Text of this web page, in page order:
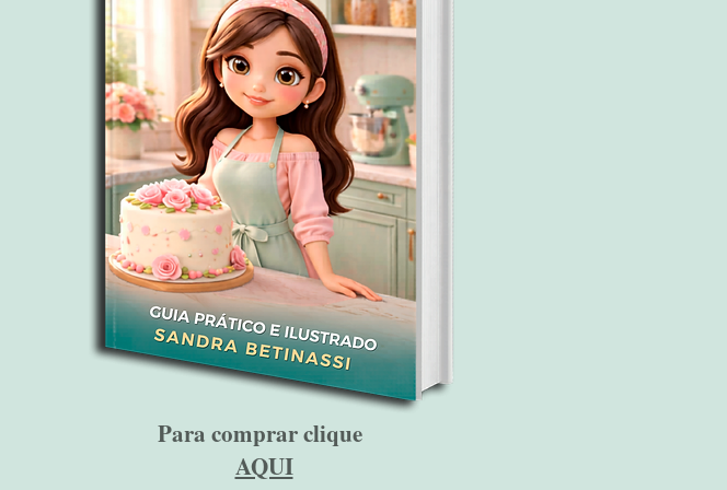
Para comprar clique
AQUI